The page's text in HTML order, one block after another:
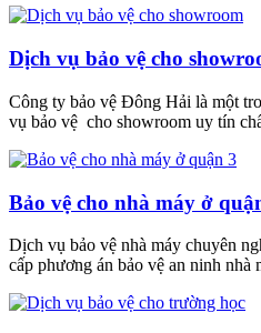
Dịch vụ bảo vệ cho
Công ty bảo vệ Đông Hải là một
vụ bảo vệ cho showroom uy tín
Bảo vệ cho nhà máy ở
Dịch vụ bảo vệ nhà máy chuyên
cấp phương án bảo vệ an ninh nhà